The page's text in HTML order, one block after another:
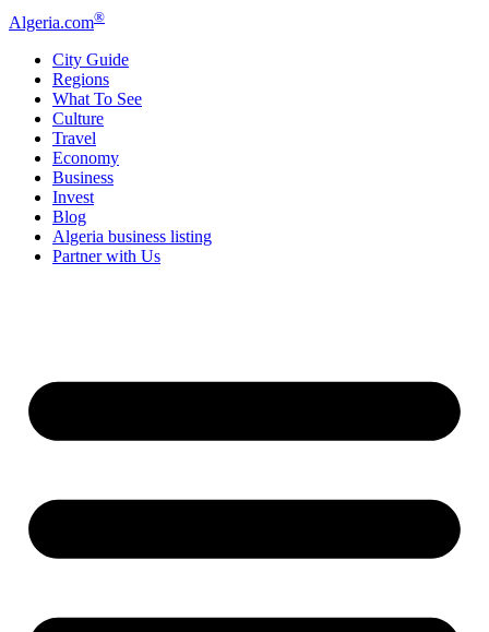
Algeria.com®
City Guide
Regions
What To See
Culture
Travel
Economy
Business
Invest
Blog
Algeria business listing
Partner with Us